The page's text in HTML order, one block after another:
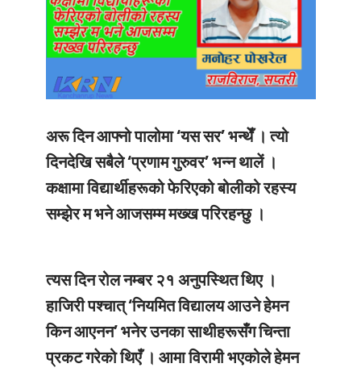
अरू दिन आफ्नो पालोमा ‘यस सर’ भन्थेँ । त्यो
दिनदेखि सबैले ‘प्रणाम गुरुवर’ भन्न थालें ।
कक्षामा विद्यार्थीहरूको फेरिएको बोलीको रहस्य
सम्झेर म भने आजसम्म मख्ख परिरहन्छु ।
त्यस दिन रोल नम्बर २१ अनुपस्थित थिए ।
हाजिरी पश्चात् ‘नियमित विद्यालय आउने हेमन
किन आएनन’ भनेर उनका साथीहरूसँग चिन्ता
प्रकट गरेको थिएँ । आमा विरामी भएकोले हेमन